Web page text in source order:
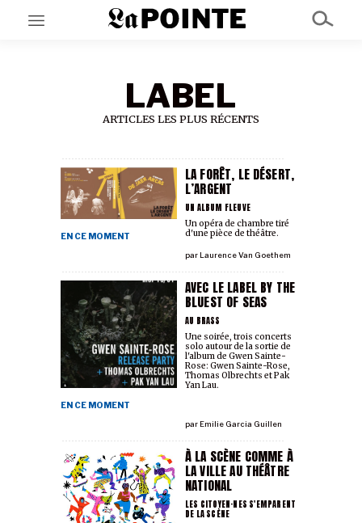
EN CE MOMENT
GRAND ANGLE
AU LARGE
À PROPOS
NOS PARTENAIRES
LABEL
ARTICLES LES PLUS RÉCENTS
LA FORÊT, LE DÉSERT,
L’ARGENT
UN ALBUM FLEUVE
EN CE MOMENT
parLaurence Van Goethem
Un opéra de chambre tiré
d'une pièce de théâtre.
AVEC LE LABEL BY THE
BLUEST OF SEAS
AU BRASS
EN CE MOMENT
parEmilie Garcia Guillen
Une soirée, trois concerts
solo autour de la sortie de
l'album de Gwen Sainte-
Rose: Gwen Sainte-Rose,
Thomas Olbrechts et Pak
Yan Lau.
À LA SCÈNE COMME À
LA VILLE AU THÉÂTRE
NATIONAL
LES CITOYEN·NES S'EMPARENT
DE LA SCÈNE